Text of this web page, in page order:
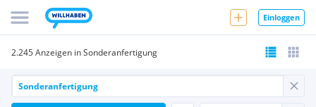
Einloggen
2.245 Anzeigen in Sonderanfertigung